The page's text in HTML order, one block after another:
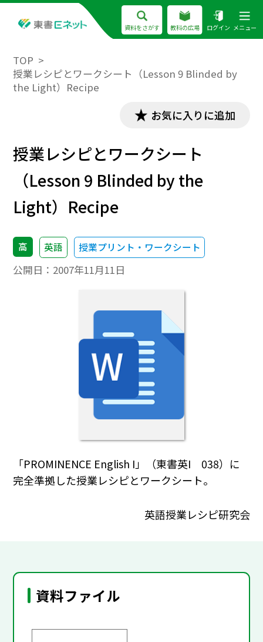
資料をさがす 教科の広場 ログイン メニュー
TOP
授業レシピとワークシート（Lesson 9 Blinded by
the Light）Recipe
お気に入りに追加
授業レシピとワークシート
（Lesson 9 Blinded by the
Light）Recipe
高 英語 授業プリント・ワークシート
公開日： 2007年11月11日
「PROMINENCE English I」（東書英I 038）に
完全準拠した授業レシピとワークシート。
英語授業レシピ研究会
資料ファイル